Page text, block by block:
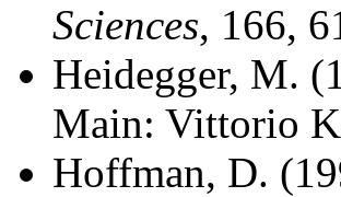
Sciences, 166,
Heidegger, M.
Main: Vittorio
Hoffman, D.